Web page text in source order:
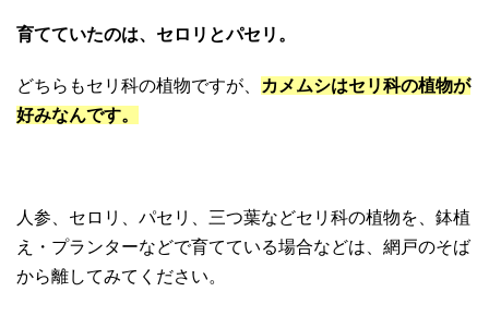
育てていたのは、セロリとパセリ。
どちらもセリ科の植物ですが、
カメムシはセリ科の植物が
好みなんです。
人参、セロリ、パセリ、三つ葉などセリ科の植物を、鉢植
え・プランターなどで育てている場合などは、網戸のそば
から離してみてください。